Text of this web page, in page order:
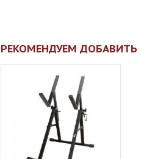
РЕКОМЕНДУЕМ ДОБАВИТЬ